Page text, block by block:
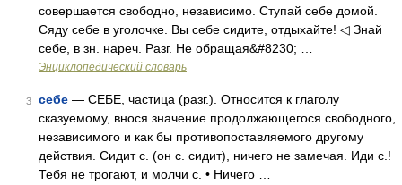
совершается свободно, независимо. Ступай себе домой.
Сяду себе в уголочке. Вы себе сидите, отдыхайте! ◁ Знай
себе, в зн. нареч. Разг. Не обращая&#8230; …
Энциклопедический словарь
3 себе — СЕБЕ, частица (разг.). Относится к глаголу
сказуемому, внося значение продолжающегося свободного,
независимого и как бы противопоставляемого другому
действия. Сидит с. (он с. сидит), ничего не замечая. Иди с.!
Тебя не трогают, и молчи с. • Ничего …